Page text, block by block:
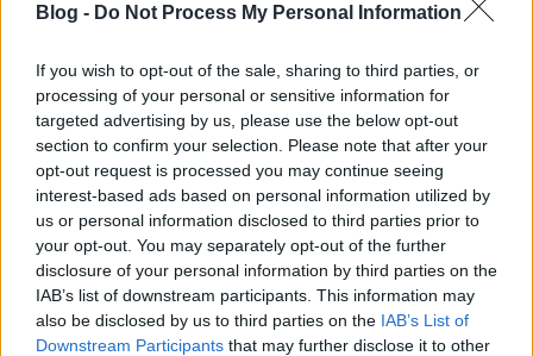
Blog - Do Not Process My Personal Information
If you wish to opt-out of the sale, sharing to third parties, or
processing of your personal or sensitive information for
targeted advertising by us, please use the below opt-out
section to confirm your selection. Please note that after your
opt-out request is processed you may continue seeing
interest-based ads based on personal information utilized by
us or personal information disclosed to third parties prior to
your opt-out. You may separately opt-out of the further
disclosure of your personal information by third parties on the
IAB’s list of downstream participants. This information may
also be disclosed by us to third parties on the IAB’s List of
Downstream Participants that may further disclose it to other
Végül egy Rattled, ez is tökéletes állapotú, a kellék
nem vészes: 5000Ft.
www.youtube.com/watch?v=LPDyQ9NNnc8
Érdeklődni: bachoreczm@gmail.com
Matyi
cereal killer
11 éve